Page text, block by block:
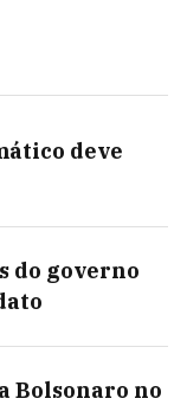
deve
do governo
Bolsonaro no